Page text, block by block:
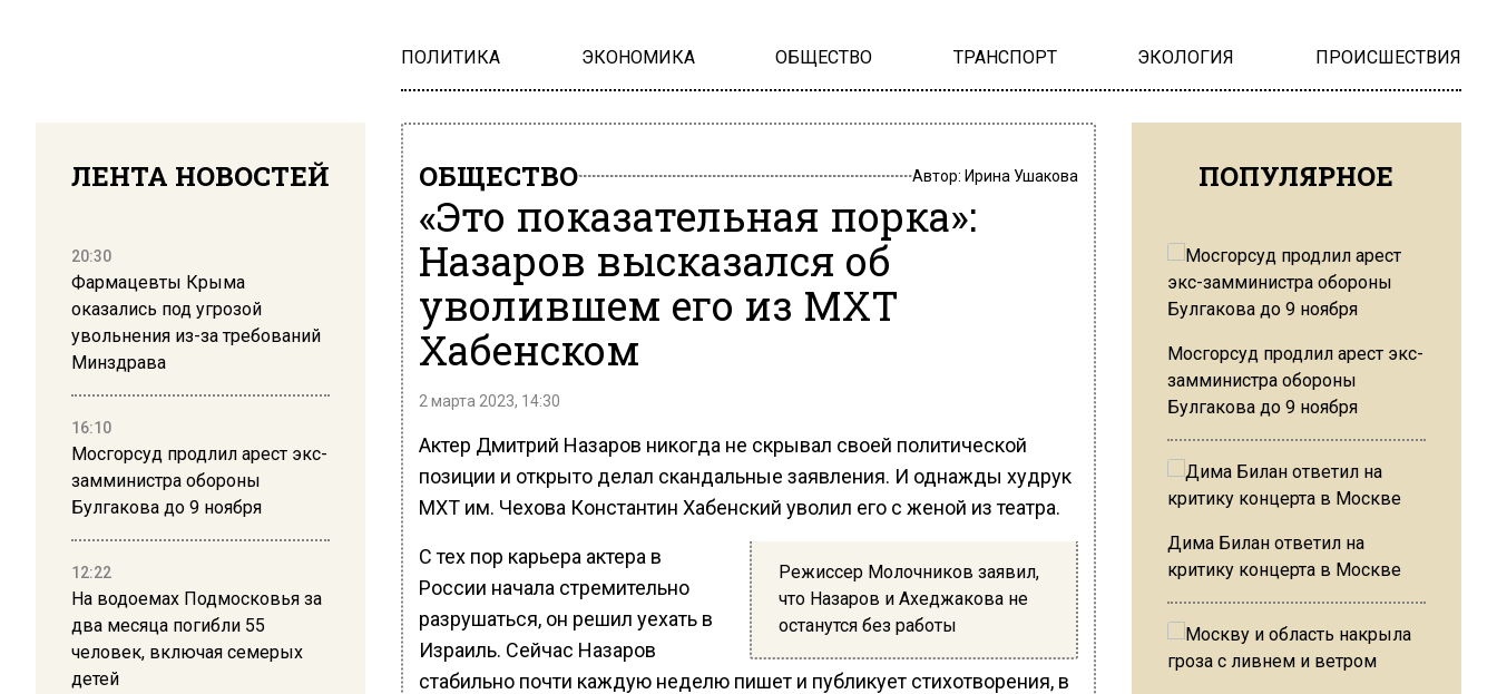
ПОЛИТИКА ЭКОНОМИКА ОБЩЕСТВО ТРАНСПОРТ ЭКОЛОГИЯ ПРОИСШЕСТВИЯ
ЛЕНТА НОВОСТЕЙ
20:30
Фармацевты Крыма
оказались под угрозой
увольнения из-за требований
Минздрава
16:10
Мосгорсуд продлил арест экс-
замминистра обороны
Булгакова до 9 ноября
12:22
На водоемах Подмосковья за
два месяца погибли 55
человек, включая семерых
детей
ОБЩЕСТВО Автор: Ирина Ушакова
«Это показательная порка»:
Назаров высказался об
уволившем его из МХТ
Хабенском
2 марта 2023, 14:30
Актер Дмитрий Назаров никогда не скрывал своей политической
позиции и открыто делал скандальные заявления. И однажды худрук
МХТ им. Чехова Константин Хабенский уволил его с женой из театра.
Режиссер Молочников заявил,
что Назаров и Ахеджакова не
останутся без работы
С тех пор карьера актера в
России начала стремительно
разрушаться, он решил уехать в
Израиль. Сейчас Назаров
стабильно почти каждую неделю пишет и публикует стихотворения, в
ПОПУЛЯРНОЕ
Мосгорсуд продлил арест экс-
замминистра обороны
Булгакова до 9 ноября
Дима Билан ответил на
критику концерта в Москве